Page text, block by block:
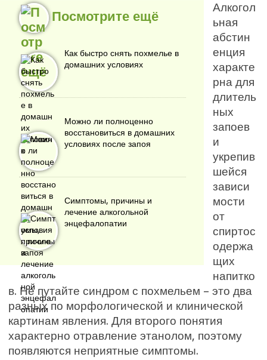
Посмотрите ещё
Как быстро снять похмелье в
домашних условиях
Можно ли полноценно
восстановиться в домашних
условиях после запоя
Симптомы, причины и
лечение алкогольной
энцефалопатии
Алкогол
ьная
абстин
енция
характе
рна для
длитель
ных
запоев
и
укрепив
шейся
зависи
мости
от
спиртос
одержа
щих
напитко
в. Не путайте синдром с похмельем – это два
разных по морфологической и клинической
картинам явления. Для второго понятия
характерно отравление этанолом, поэтому
появляются неприятные симптомы.